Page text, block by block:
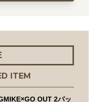
ITEM
OUT 2パッ